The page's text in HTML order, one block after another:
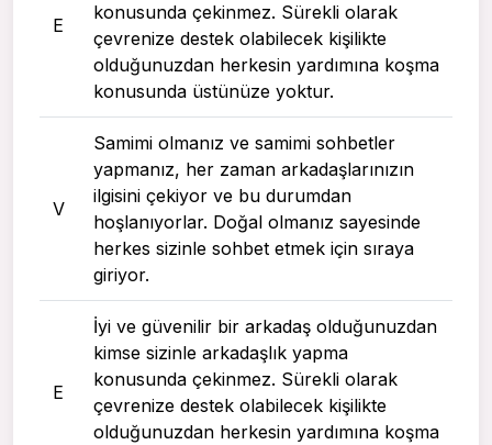
E
konusunda çekinmez. Sürekli olarak
çevrenize destek olabilecek kişilikte
olduğunuzdan herkesin yardımına koşma
konusunda üstünüze yoktur.
V
Samimi olmanız ve samimi sohbetler
yapmanız, her zaman arkadaşlarınızın
ilgisini çekiyor ve bu durumdan
hoşlanıyorlar. Doğal olmanız sayesinde
herkes sizinle sohbet etmek için sıraya
giriyor.
E
İyi ve güvenilir bir arkadaş olduğunuzdan
kimse sizinle arkadaşlık yapma
konusunda çekinmez. Sürekli olarak
çevrenize destek olabilecek kişilikte
olduğunuzdan herkesin yardımına koşma